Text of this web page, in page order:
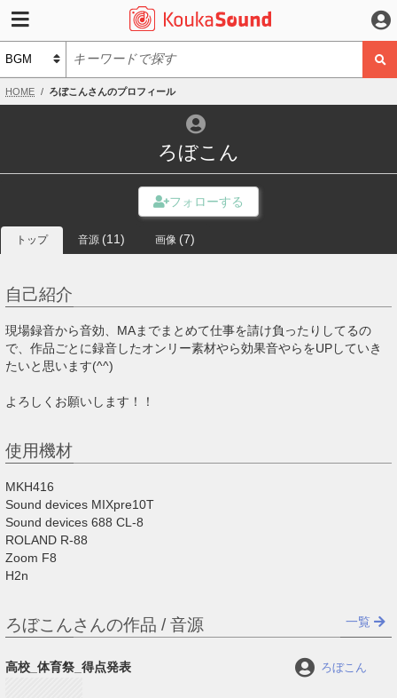
HOME ろぼこんさんのプロフィール
ろぼこん
トップ 音源 (11) 画像 (7)
自己紹介
現場録音から音効、MAまでまとめて仕事を請け負ったりしてるの
で、作品ごとに録音したオンリー素材やら効果音やらをUPしていき
たいと思います(^^)
よろしくお願いします！！
使用機材
MKH416
Sound devices MIXpre10T
Sound devices 688 CL-8
ROLAND R-88
Zoom F8
H2n
ろぼこんさんの作品 / 音源 一覧
高校_体育祭_得点発表 ろぼこん